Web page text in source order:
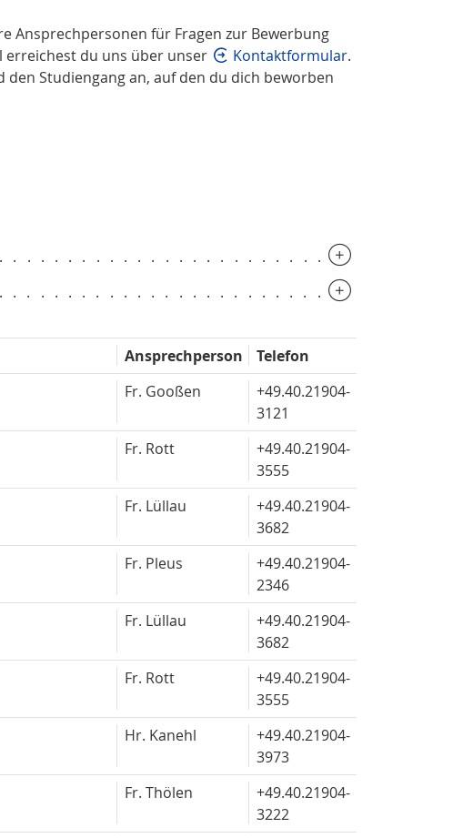
Ansprechpersonen für Fragen zur Bewerbung
erreichest du uns über unser
Kontaktformular.
Studiengang an, auf den du dich beworben
Ansprechperson
Telefon
Fr. Gooßen +49.40.21904-
3121
Fr. Rott +49.40.21904-
3555
Fr. Lüllau +49.40.21904-
3682
Fr. Pleus +49.40.21904-
2346
Fr. Lüllau +49.40.21904-
3682
Fr. Rott +49.40.21904-
3555
Hr. Kanehl +49.40.21904-
3973
Fr. Thölen +49.40.21904-
3222